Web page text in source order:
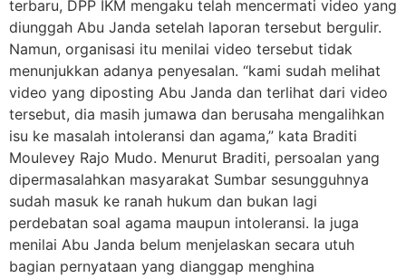
terbaru, DPP IKM mengaku telah mencermati video yang
diunggah Abu Janda setelah laporan tersebut bergulir.
Namun, organisasi itu menilai video tersebut tidak
menunjukkan adanya penyesalan. “kami sudah melihat
video yang diposting Abu Janda dan terlihat dari video
tersebut, dia masih jumawa dan berusaha mengalihkan
isu ke masalah intoleransi dan agama,” kata Braditi
Moulevey Rajo Mudo. Menurut Braditi, persoalan yang
dipermasalahkan masyarakat Sumbar sesungguhnya
sudah masuk ke ranah hukum dan bukan lagi
perdebatan soal agama maupun intoleransi. Ia juga
menilai Abu Janda belum menjelaskan secara utuh
bagian pernyataan yang dianggap menghina